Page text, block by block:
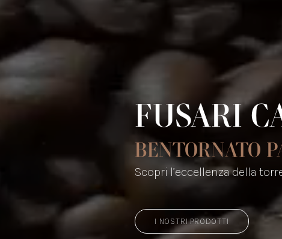
FUSARI
BENTORNATO
Scopri l’eccellenza della
I NOSTRI PRODOTTI